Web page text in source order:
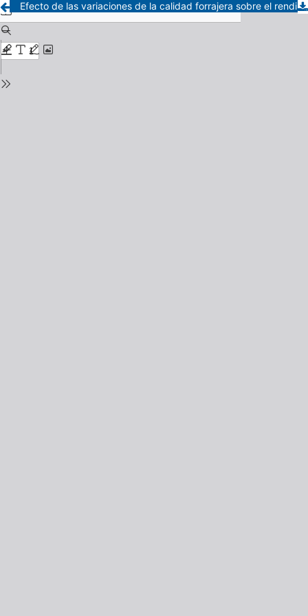
Efecto de las variaciones de la calidad forrajera sobre el rendimiento lechero de vientres con distinto potencial genético